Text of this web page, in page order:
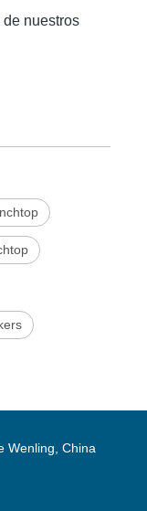
nuestros
Wenling, China